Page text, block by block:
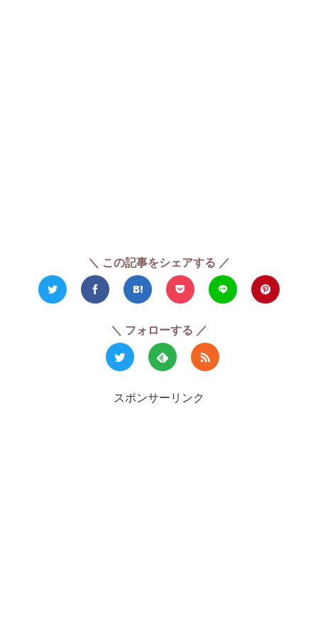
＼ この記事をシェアする ／
＼ フォローする ／
スポンサーリンク